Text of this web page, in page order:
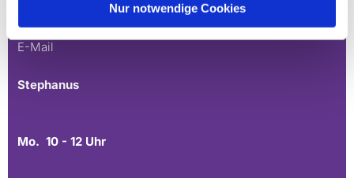
Nur notwendige Cookies
030 815 45 54
E-Mail
Stephanus
Mo. 10 - 12 Uhr